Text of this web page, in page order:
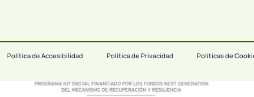
Política de Accesibilidad Política de Privacidad Políticas de